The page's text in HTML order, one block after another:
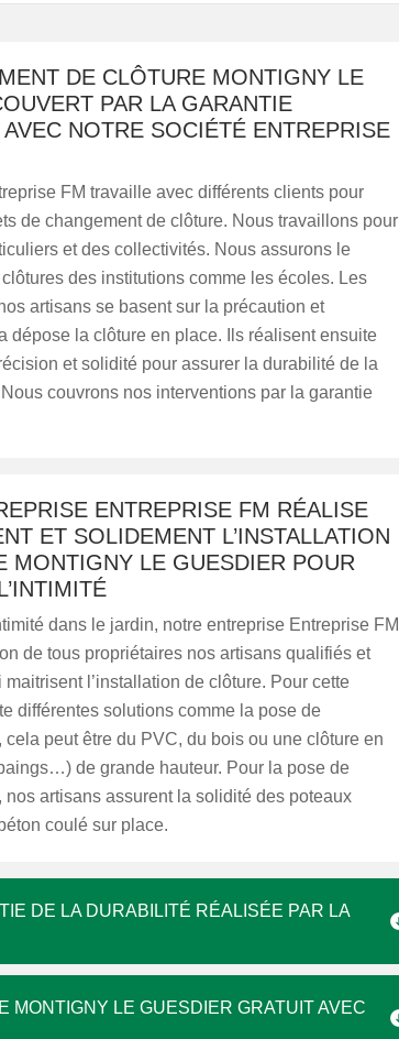
DE CLÔTURE MONTIGNY LE
PAR LA GARANTIE
NOTRE SOCIÉTÉ ENTREPRISE
FM travaille avec différents clients pour
de changement de clôture. Nous travaillons pour
et des collectivités. Nous assurons le
des institutions comme les écoles. Les
artisans se basent sur la précaution et
dépose la clôture en place. Ils réalisent ensuite
et solidité pour assurer la durabilité de la
couvrons nos interventions par la garantie
ENTREPRISE FM RÉALISE
ET SOLIDEMENT L’INSTALLATION
MONTIGNY LE GUESDIER POUR
dans le jardin, notre entreprise Entreprise FM
de tous propriétaires nos artisans qualifiés et
l’installation de clôture. Pour cette
différentes solutions comme la pose de
peut être du PVC, du bois ou une clôture en
de grande hauteur. Pour la pose de
nos artisans assurent la solidité des poteaux
coulé sur place.
DE LA DURABILITÉ RÉALISÉE PAR LA
MONTIGNY LE GUESDIER GRATUIT AVEC